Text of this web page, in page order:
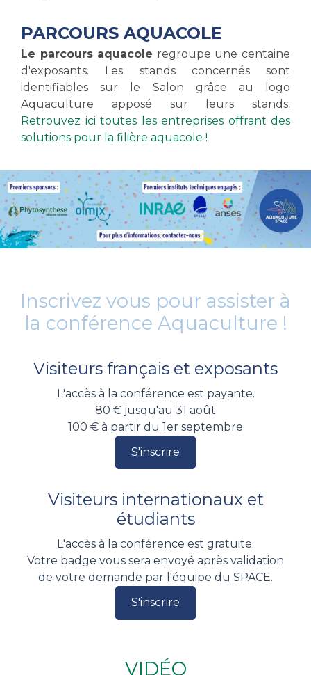
PARCOURS AQUACOLE
Le parcours aquacole regroupe une centaine
d'exposants. Les stands concernés sont
identifiables sur le Salon grâce au logo
Aquaculture apposé sur leurs stands.
Retrouvez ici toutes les entreprises offrant des
solutions pour la filière aquacole !
Inscrivez vous pour assister à
la conférence Aquaculture !
Visiteurs français et exposants
L'accès à la conférence est payante.
80 € jusqu'au 31 août
100 € à partir du 1er septembre
S'inscrire
Visiteurs internationaux et
étudiants
L'accès à la conférence est gratuite.
Votre badge vous sera envoyé après validation
de votre demande par l'équipe du SPACE.
S'inscrire
VIDÉO